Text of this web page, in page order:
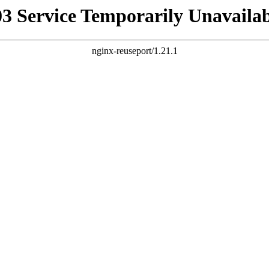
Service Temporarily
nginx-reuseport/1.21.1